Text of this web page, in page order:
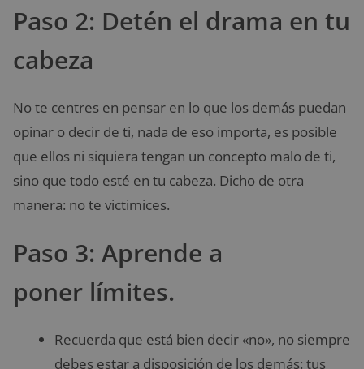
Paso 2: Detén el drama en tu
cabeza
No te centres en pensar en lo que los demás puedan
opinar o decir de ti, nada de eso importa, es posible
que ellos ni siquiera tengan un concepto malo de ti,
sino que todo esté en tu cabeza. Dicho de otra
manera: no te victimices.
Paso 3: Aprende a
poner límites.
Recuerda que está bien decir «no», no siempre
debes estar a disposición de los demás: tus